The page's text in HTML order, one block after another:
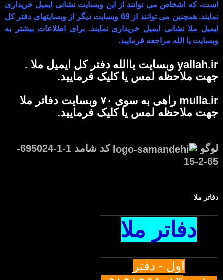
است، که اشخاص می توانند از این وبسایت نشانی ایمیل خریداری
نمایند. همچنین می توانند از 69 وبسایت دیگر از وبسایتهای دفتر کل
ایمیل ملا نشانی ایمیل خریداری نمایند. برای اطلاعات بیشتر به
وبسایت یا الله مراجعه فرمایید.
yallah.ir وبسایت یاالله دفتر کل ایمیل ملا .
جهت ملاحظه لمس یا کلیک فرمایید.
mulla.ir راهی به سوی ۷۰ وبسایت دفاتر ملا
جهت ملاحظه لمس یا کلیک فرمایید.
لوگو
کد شامد 1-1-695024-
65-2-15
دفاتر ملا
دفاتر ملا
اول - دفتر